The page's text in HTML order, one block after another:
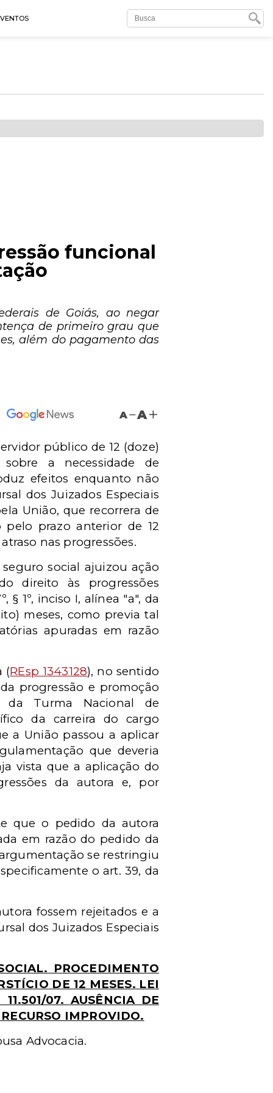
funcional
de Goiás, ao negar
de primeiro grau que
além do pagamento das
A A
público de 12 (doze)
a necessidade de
efeitos enquanto não
dos Juizados Especiais
União, que recorrera de
prazo anterior de 12
nas progressões.
social ajuizou ação
direito às progressões
1º, inciso I, alínea "a", da
meses, como previa tal
apuradas em razão
(REsp 1343128), no sentido
progressão e promoção
da Turma Nacional de
da carreira do cargo
a União passou a aplicar
que deveria
vista que a aplicação do
da autora e, por
que o pedido da autora
em razão do pedido da
se restringiu
o art. 39, da
fossem rejeitados e a
dos Juizados Especiais
PROCEDIMENTO
DE 12 MESES. LEI
07. AUSÊNCIA DE
IMPROVIDO.
Advocacia.